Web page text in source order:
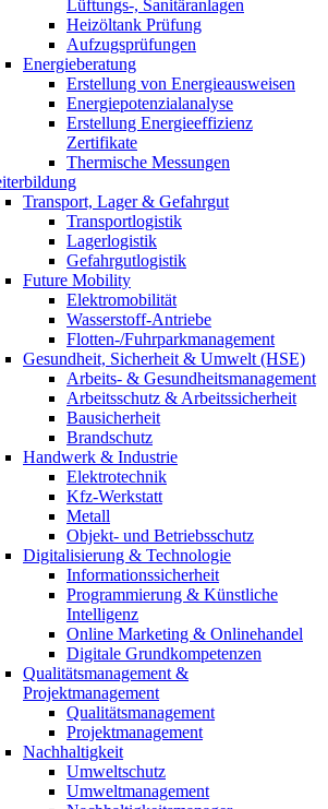
Lüftungs-, Sanitäranlagen
Heizöltank Prüfung
Aufzugsprüfungen
Energieberatung
Erstellung von Energieausweisen
Energiepotenzialanalyse
Erstellung Energieeffizienz
Zertifikate
Thermische Messungen
Transport, Lager & Gefahrgut
Transportlogistik
Lagerlogistik
Gefahrgutlogistik
Future Mobility
Elektromobilität
Wasserstoff-Antriebe
Flotten-/Fuhrparkmanagement
Gesundheit, Sicherheit & Umwelt (HSE)
Arbeits- & Gesundheitsmanagement
Arbeitsschutz & Arbeitssicherheit
Bausicherheit
Brandschutz
Handwerk & Industrie
Elektrotechnik
Kfz-Werkstatt
Metall
Objekt- und Betriebsschutz
Digitalisierung & Technologie
Informationssicherheit
Programmierung & Künstliche
Intelligenz
Online Marketing & Onlinehandel
Digitale Grundkompetenzen
Qualitätsmanagement &
Projektmanagement
Qualitätsmanagement
Projektmanagement
Nachhaltigkeit
Umweltschutz
Umweltmanagement